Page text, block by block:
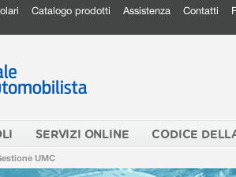
Catalogo prodotti Assistenza Contatti
SERVIZI ONLINE CODICE
UMC